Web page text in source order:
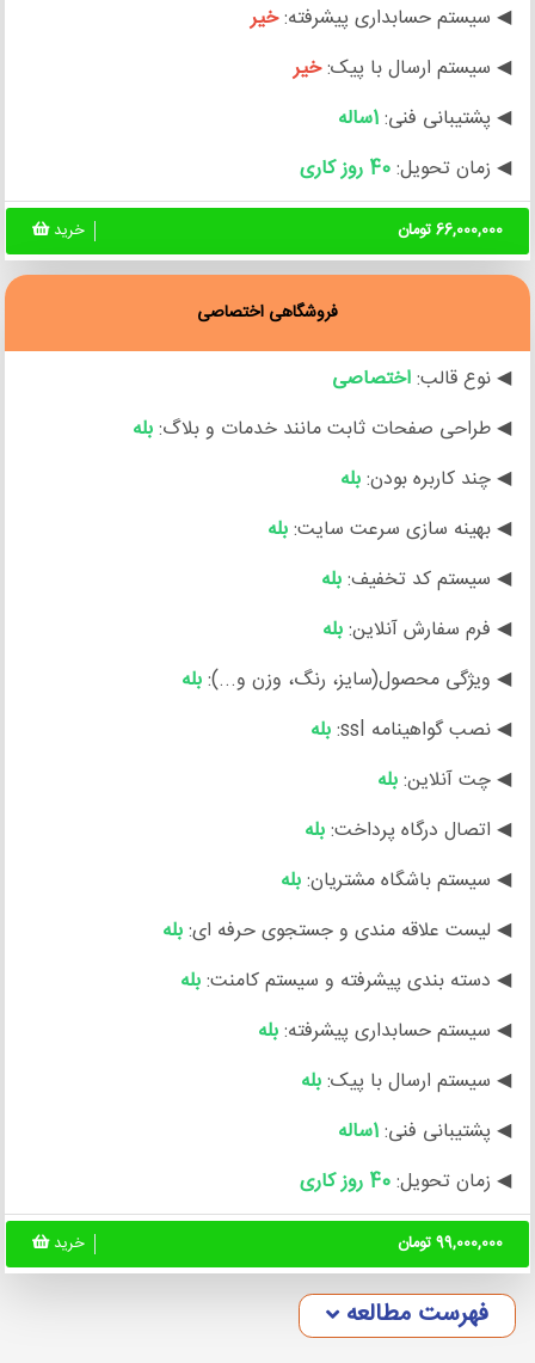
◀ سیستم حسابداری پیشرفته:خیر
◀ سیستم ارسال با پیک:خیر
◀ پشتیبانی فنی:1ساله
◀ زمان تحویل:40 روز کاری
66,000,000 تومان خرید
فروشگاهی اختصاصی
◀ نوع قالب:اختصاصی
◀ طراحی صفحات ثابت مانند خدمات و بلاگ:بله
◀ چند کاربره بودن:بله
◀ بهینه سازی سرعت سایت:بله
◀ سیستم کد تخفیف:بله
◀ فرم سفارش آنلاین:بله
◀ ویژگی محصول(سایز، رنگ، وزن و...):بله
◀ نصب گواهینامه ssl:
بله
◀ چت آنلاین:بله
◀ اتصال درگاه پرداخت:بله
◀ سیستم باشگاه مشتریان:بله
◀ لیست علاقه مندی و جستجوی حرفه ای:بله
◀ دسته بندی پیشرفته و سیستم کامنت:بله
◀ سیستم حسابداری پیشرفته:بله
◀ سیستم ارسال با پیک:بله
◀ پشتیبانی فنی:1ساله
◀ زمان تحویل:40 روز کاری
99,000,000 تومان خرید
فهرست مطالعه